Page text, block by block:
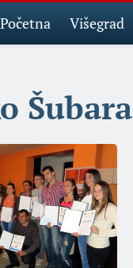
Početna Višegrad
Šubara